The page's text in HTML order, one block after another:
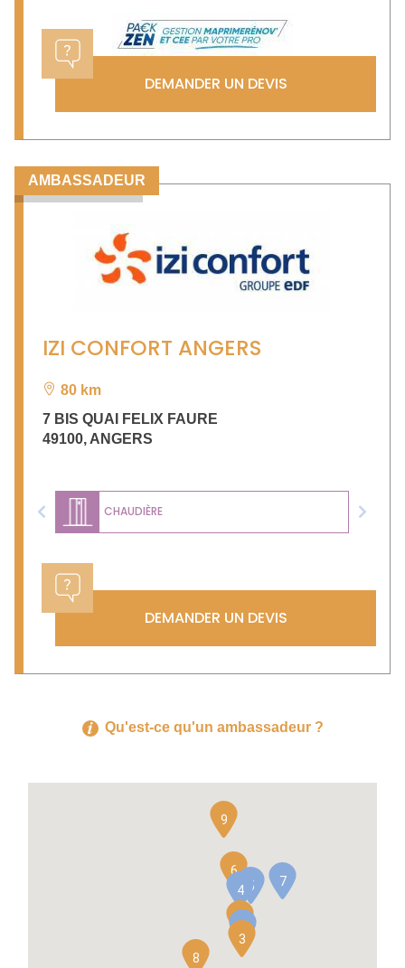
DEMANDER UN DEVIS
AMBASSADEUR
IZI CONFORT ANGERS
80 km
7 BIS QUAI FELIX FAURE
49100, ANGERS
CHAUDIÈRE
Previous Next
DEMANDER UN DEVIS
Qu'est-ce qu'un ambassadeur ?
2
3
4 5
6
7
8
9